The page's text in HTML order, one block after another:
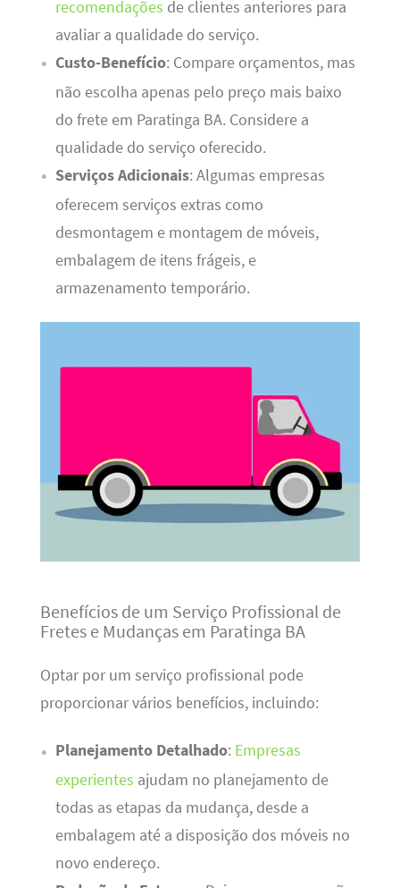
recomendações de clientes anteriores para
avaliar a qualidade do serviço.
Custo-Benefício: Compare orçamentos, mas
não escolha apenas pelo preço mais baixo
do frete em Paratinga BA. Considere a
qualidade do serviço oferecido.
Serviços Adicionais: Algumas empresas
oferecem serviços extras como
desmontagem e montagem de móveis,
embalagem de itens frágeis, e
armazenamento temporário.
Benefícios de um Serviço Profissional de
Fretes e Mudanças em Paratinga BA
Optar por um serviço profissional pode
proporcionar vários benefícios, incluindo:
Planejamento Detalhado: Empresas
experientes ajudam no planejamento de
todas as etapas da mudança, desde a
embalagem até a disposição dos móveis no
novo endereço.